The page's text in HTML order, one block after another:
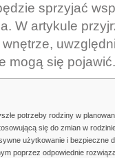
sprzyjać
W artykule
mogą się pojawić.
potrzeby rodziny w
się do zmian w
użytkowanie i bezpieczne
poprzez odpowiednie